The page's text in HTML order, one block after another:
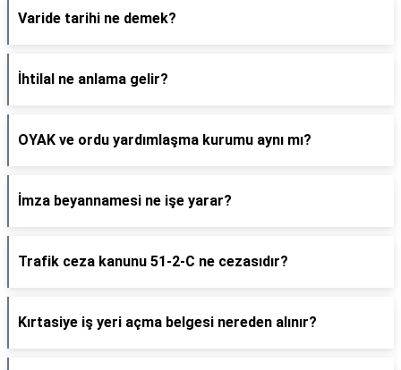
Varide tarihi ne demek?
İhtilal ne anlama gelir?
OYAK ve ordu yardımlaşma kurumu aynı mı?
İmza beyannamesi ne işe yarar?
Trafik ceza kanunu 51-2-C ne cezasıdır?
Kırtasiye iş yeri açma belgesi nereden alınır?